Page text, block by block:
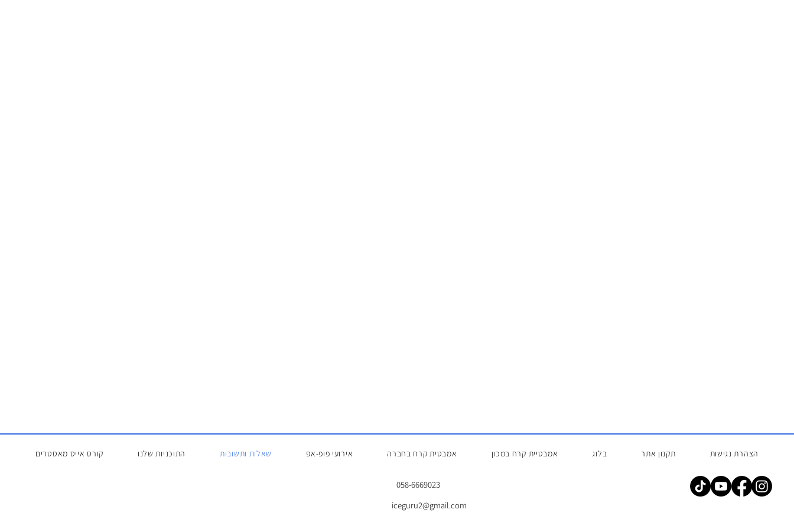
קורס אייס מאסטרים התוכניות שלנו שאלות ותשובות אירועי פופ-אפ אמבטית קרח בחברה אמבטיית קרח במכון בלוג תקנון אתר הצהרת נגישות
iceguru2@gmail.com
058-6669023